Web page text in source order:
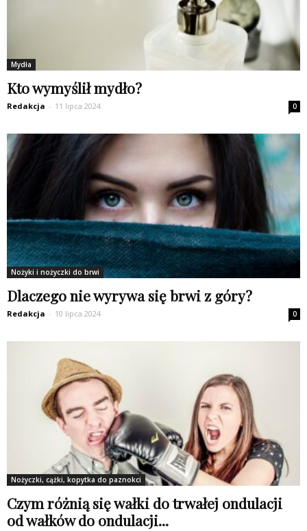
Mydła
Kto wymyślił mydło?
Redakcja - 11 lipca 2024 0
Nożyki i nożyczki do brwi
Dlaczego nie wyrywa się brwi z góry?
Redakcja - 10 lipca 2024 0
Nożyczki, cążki, kopytka do paznokci
Czym różnią się wałki do trwałej ondulacji
od wałków do ondulacji...